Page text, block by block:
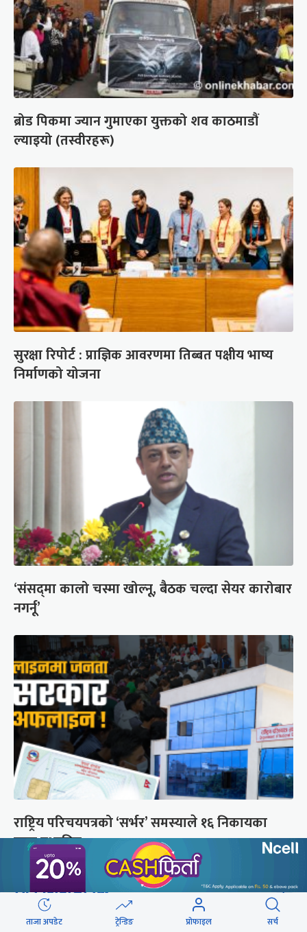
ब्रोड पिकमा ज्यान गुमाएका युक्तको शव काठमाडौं
ल्याइयो (तस्वीरहरू)
सुरक्षा रिपोर्ट : प्राज्ञिक आवरणमा तिब्बत पक्षीय भाष्य
निर्माणको योजना
‘संसद्‍मा कालो चस्मा खोल्नू, बैठक चल्दा सेयर कारोबार
नगर्नू’
राष्ट्रिय परिचयपत्रको ‘सर्भर’ समस्याले १६ निकायका
काम प्रभावित
छुटाउनुभयो कि ?
संसद्लाई टेर्दैनन् प्रधानमन्त्री, लाचार
ताजा अपडेट ट्रेन्डिङ प्रोफाइल सर्च